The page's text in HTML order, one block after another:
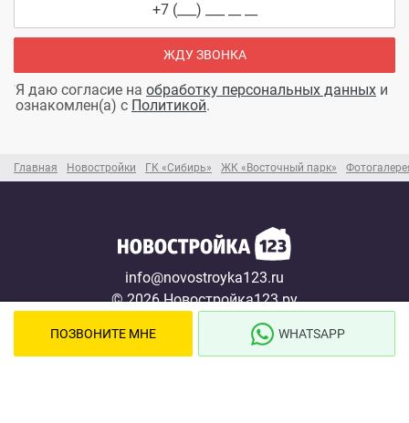
Главная Новостройки ГК «Сибирь» ЖК «Восточный парк»
ЖДУ ЗВОНКА
Я даю согласие на обработку персональных данных и
ознакомлен(а) с Политикой.
info@novostroyka123.ru
© 2026 Новостройка123.ру
ПОЗВОНИТЕ МНЕ WHATSAPP